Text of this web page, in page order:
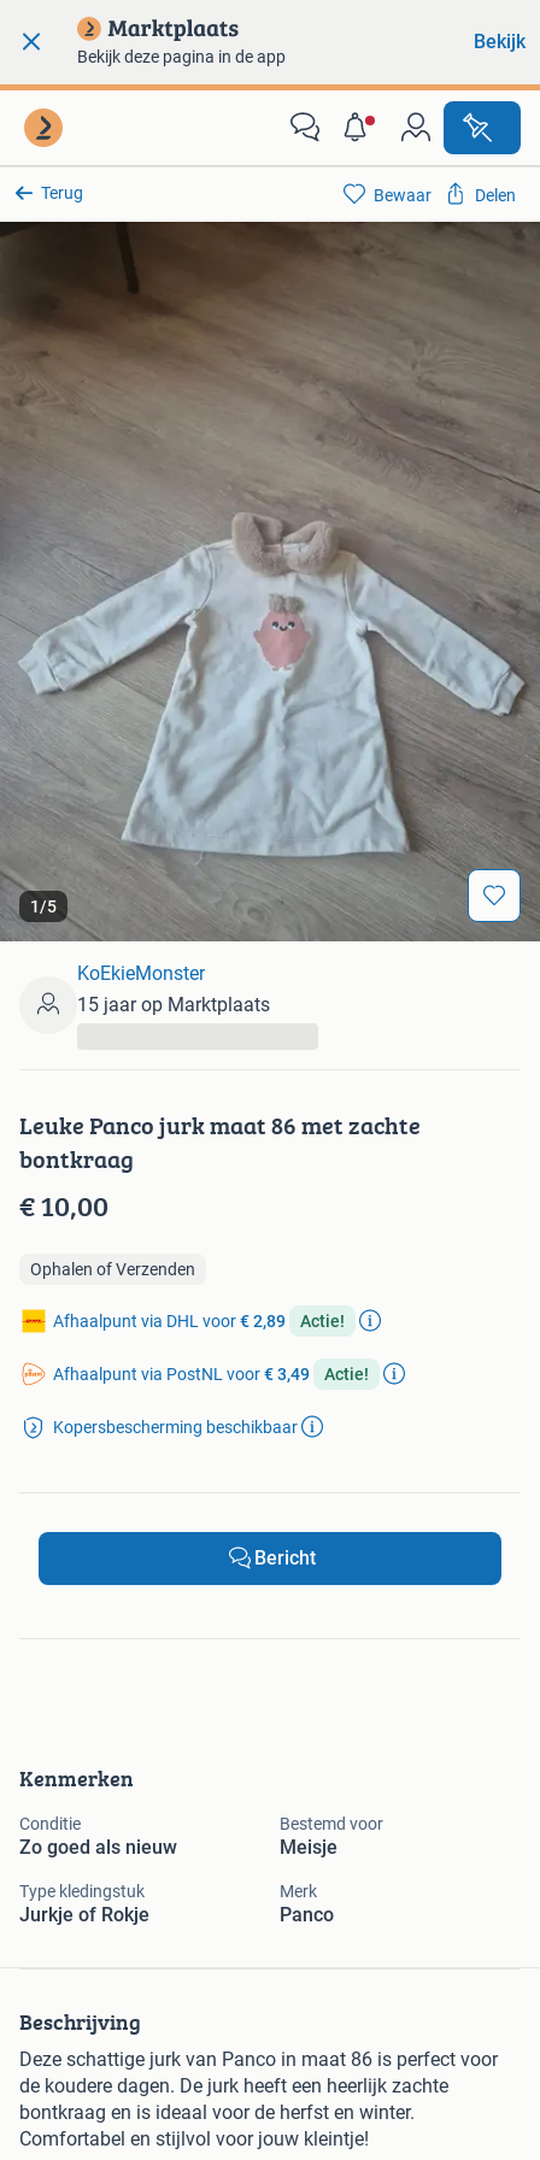
Bekijk deze pagina in de app
Bekijk
Terug
1/5
Kenmerken
Conditie
Zo goed als nieuw
Bestemd voor
Meisje
Type kledingstuk
Jurkje of Rokje
Merk
Panco
Beschrijving
Deze schattige jurk van Panco in maat 86 is perfect voor
de koudere dagen. De jurk heeft een heerlijk zachte
bontkraag en is ideaal voor de herfst en winter.
Comfortabel en stijlvol voor jouw kleintje!
Bewaar Delen
Leuke Panco jurk maat 86 met zachte
bontkraag
€ 10,00
Ophalen of Verzenden
Afhaalpunt via DHL voor€ 2,89 Actie!
Afhaalpunt via PostNL voor€ 3,49 Actie!
Kopersbescherming beschikbaar
KoEkieMonster
15 jaar op Marktplaats
Bericht